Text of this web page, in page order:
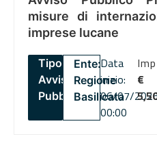
misure di
imprese lucane
Tipo:
Avviso
Pubblico
Ente:
Regione
Basilicata
Data
inizio:
06/07/
00:00
€